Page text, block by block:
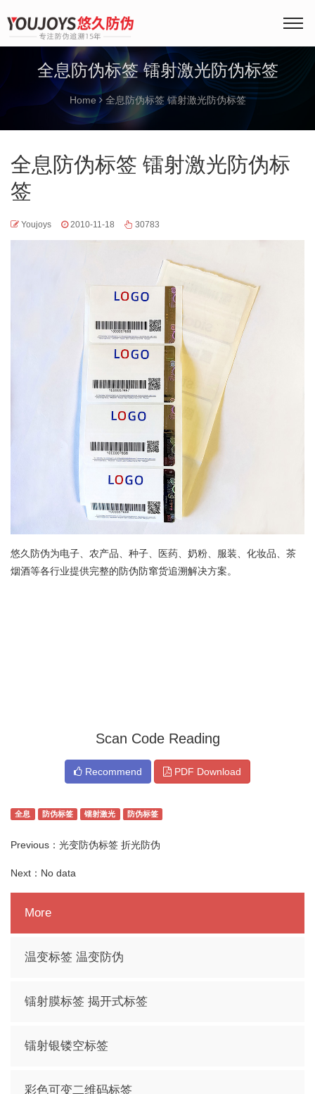
全息防伪标签 镭射激光防伪标签
Home 全息防伪标签 镭射激光防伪标签
全息防伪标签 镭射激光防伪标
签
Youjoys 2010-11-18 30783
悠久防伪为电子、农产品、种子、医药、奶粉、服装、化妆品、茶
烟酒等各行业提供完整的防伪防窜货追溯解决方案。
Scan Code Reading
Recommend PDF Download
全息 防伪标签 镭射激光 防伪标签
Previous： 光变防伪标签 折光防伪
Next：No data
More
温变标签 温变防伪
镭射膜标签 揭开式标签
镭射银镂空标签
彩色可变二维码标签